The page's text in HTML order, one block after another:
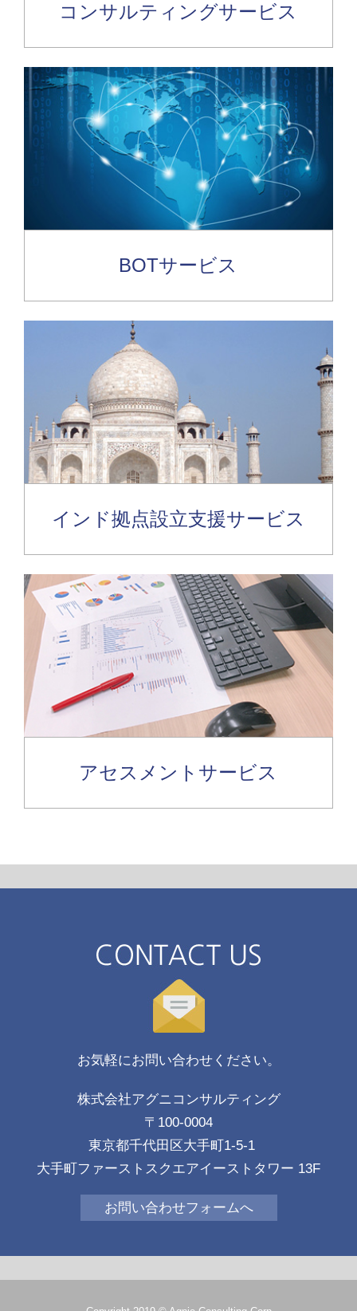
コンサルティングサービス
BOTサービス
インド拠点設立支援サービス
アセスメントサービス
お気軽にお問い合わせください。
株式会社アグニコンサルティング
〒100-0004
東京都千代田区大手町1-5-1
大手町ファーストスクエアイーストタワー 13F
お問い合わせフォームへ